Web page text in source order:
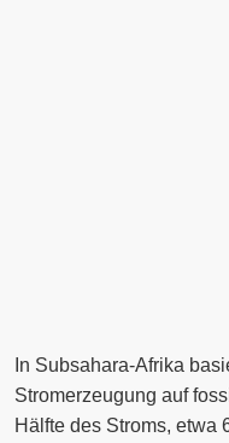
In Subsahara-Afrika
Stromerzeugung auf
Hälfte des Stroms, etwa